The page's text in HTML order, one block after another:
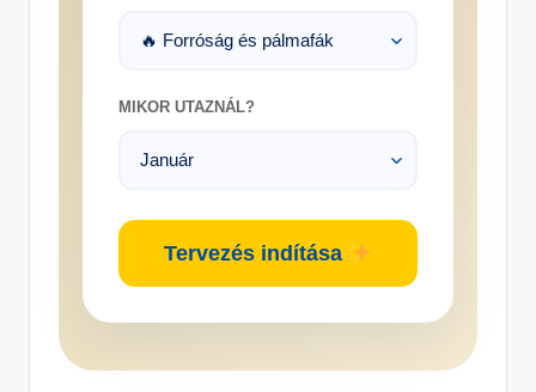
MIKOR UTAZNÁL?
Tervezés indítása